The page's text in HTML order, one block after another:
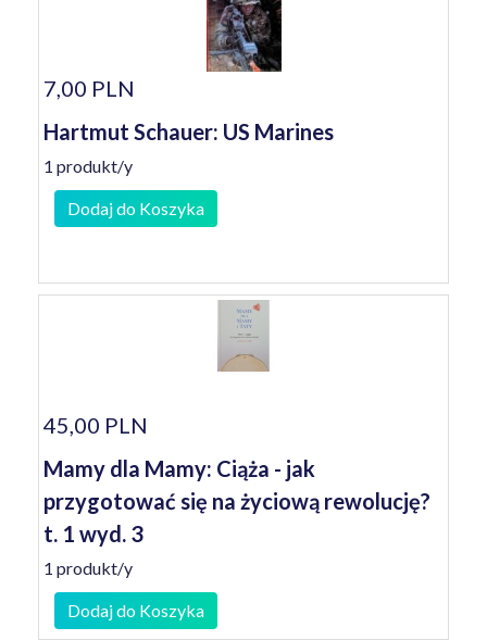
7,00 PLN
Hartmut Schauer: US Marines
1 produkt/y
Dodaj do Koszyka
45,00 PLN
Mamy dla Mamy: Ciąża - jak
przygotować się na życiową rewolucję?
t. 1 wyd. 3
1 produkt/y
Dodaj do Koszyka